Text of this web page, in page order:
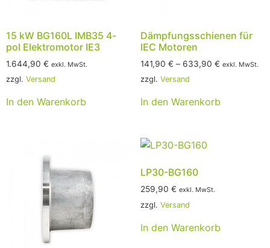
15 kW BG160L IMB35 4-
pol Elektromotor IE3
1.644,90 € exkl. MwSt.
zzgl. Versand
In den Warenkorb
Dämpfungsschienen für
IEC Motoren
141,90 € – 633,90 € exkl. MwSt.
zzgl. Versand
In den Warenkorb
LP30-BG160
259,90 € exkl. MwSt.
zzgl. Versand
In den Warenkorb